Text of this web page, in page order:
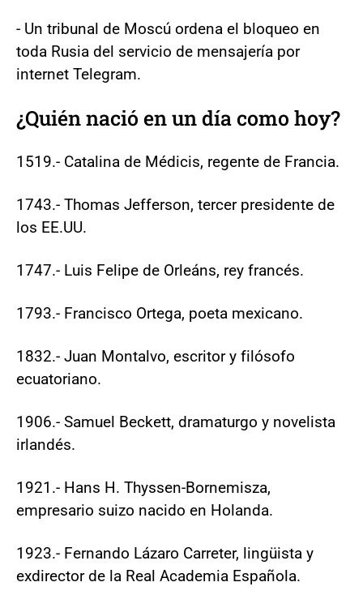
- Un tribunal de Moscú ordena el bloqueo en
toda Rusia del servicio de mensajería por
internet Telegram.
¿Quién nació en un día como hoy?
1519.- Catalina de Médicis, regente de Francia.
1743.- Thomas Jefferson, tercer presidente de
los EE.UU.
1747.- Luis Felipe de Orleáns, rey francés.
1793.- Francisco Ortega, poeta mexicano.
1832.- Juan Montalvo, escritor y filósofo
ecuatoriano.
1906.- Samuel Beckett, dramaturgo y novelista
irlandés.
1921.- Hans H. Thyssen-Bornemisza,
empresario suizo nacido en Holanda.
1923.- Fernando Lázaro Carreter, lingüista y
exdirector de la Real Academia Española.